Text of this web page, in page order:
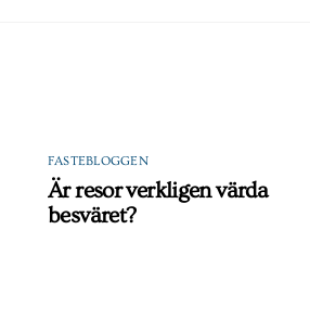
FASTEBLOGGEN
Är resor verkligen värda
besväret?